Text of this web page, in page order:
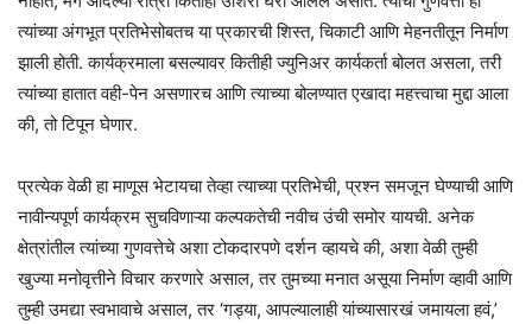
त्यांच्या अंगभूत प्रतिभेसोबतच या प्रकारची शिस्त, चिकाटी आणि मेहनतीतून निर्माण
झाली होती. कार्यक्रमाला बसल्यावर कितीही ज्युनिअर कार्यकर्ता बोलत असला, तरी
त्यांच्या हातात वही-पेन असणारच आणि त्याच्या बोलण्यात एखादा महत्त्वाचा मुद्दा आला
की, तो टिपून घेणार.
प्रत्येक वेळी हा माणूस भेटायचा तेव्हा त्याच्या प्रतिभेची, प्रश्न समजून घेण्याची आणि
नावीन्यपूर्ण कार्यक्रम सुचविणाऱ्या कल्पकतेची नवीच उंची समोर यायची. अनेक
क्षेत्रांतील त्यांच्या गुणवत्तेचे अशा टोकदारपणे दर्शन व्हायचे की, अशा वेळी तुम्ही
खुज्या मनोवृत्तीने विचार करणारे असाल, तर तुमच्या मनात असूया निर्माण व्हावी आणि
तुम्ही उमद्या स्वभावाचे असाल, तर ‘गड्या, आपल्यालाही यांच्यासारखं जमायला हवं,’